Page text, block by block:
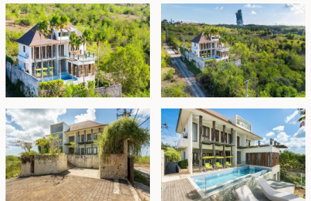
memukau. Pemandangan yang sama juga dapat
dinikmati dari kamar tidur utama. Sebuah tangga
mengarah ke loteng yang dapat digunakan sebagai
ruang kerja atau ruang media.
Vila ini juga memiliki parkir pribadi untuk dua mobil
dengan akses jalan lebar hingga 5 meter. Vila ini
merupakan properti yang layak secara komersial
karena memiliki fasilitas dan fitur desain yang
memaksimalkan hasil sewa, sekaligus tetap
mempertahankan fungsi dan kenyamanan sebuah
hunian. Ini adalah kesempatan luar biasa bagi siapa